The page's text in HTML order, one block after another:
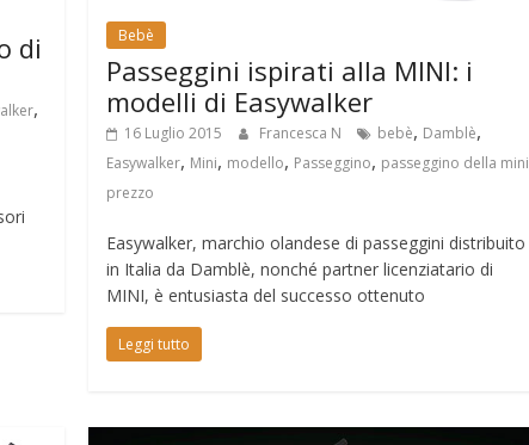
di
,
Bebè
Passeggini ispirati alla MINI: i
modelli di Easywalker
16 Luglio 2015 Francesca N bebè, Damblè,
Easywalker, Mini, modello, Passeggino, passeggino della mini
prezzo
Easywalker, marchio olandese di passeggini distribuito
in Italia da Damblè, nonché partner licenziatario di
MINI, è entusiasta del successo ottenuto
Leggi tutto